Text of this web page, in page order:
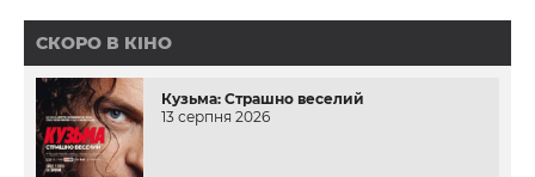
СКОРО В КІНО
Кузьма: Страшно веселий
13 серпня 2026